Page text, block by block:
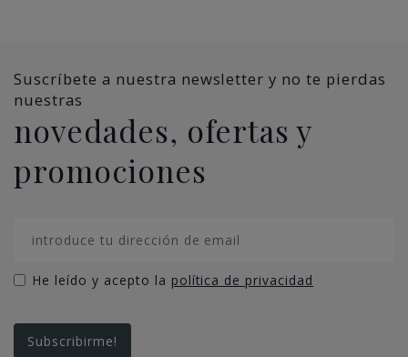
Suscríbete a nuestra newsletter y no te pierdas
nuestras
novedades, ofertas y
promociones
He leído y acepto la política de privacidad